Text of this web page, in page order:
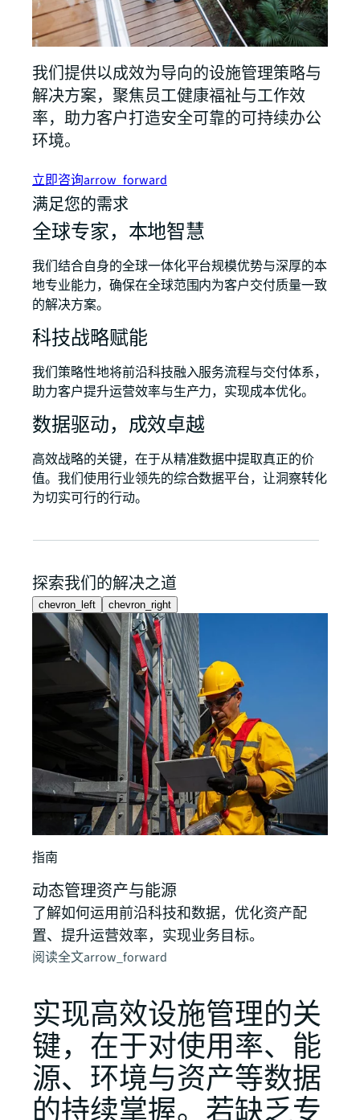
我们提供以成效为导向的设施管理策略与
解决方案，聚焦员工健康福祉与工作效
率，助力客户打造安全可靠的可持续办公
环境。
立即咨询arrow_forward
满足您的需求
全球专家，本地智慧
我们结合自身的全球一体化平台规模优势与深厚的本
地专业能力，确保在全球范围内为客户交付质量一致
的解决方案。
科技战略赋能
我们策略性地将前沿科技融入服务流程与交付体系，
助力客户提升运营效率与生产力，实现成本优化。
数据驱动，成效卓越
高效战略的关键，在于从精准数据中提取真正的价
值。我们使用行业领先的综合数据平台，让洞察转化
为切实可行的行动。
探索我们的解决之道
chevron_left chevron_right
指南
动态管理资产与能源
了解如何运用前沿科技和数据，优化资产配
置、提升运营效率，实现业务目标。
阅读全文arrow_forward
实现高效设施管理的关
键，在于对使用率、能
源、环境与资产等数据
的持续掌握。若缺乏专